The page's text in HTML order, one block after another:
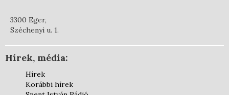
3300 Eger,
Széchenyi u. 1.
Hírek, média:
Hírek
Korábbi hírek